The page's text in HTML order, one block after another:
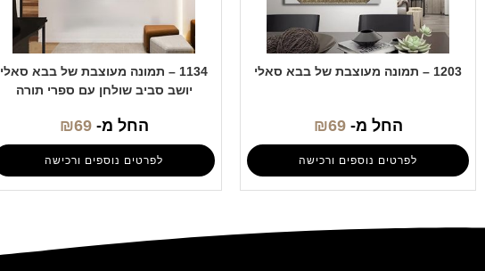
1203 – תמונה מעוצבת של בבא סאלי
החל מ- ₪69
לפרטים נוספים ורכישה
1134 – תמונה מעוצבת של בבא סאלי
יושב סביב שולחן עם ספרי תורה
החל מ- ₪69
לפרטים נוספים ורכישה